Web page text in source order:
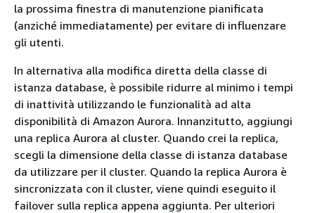
la prossima finestra di manutenzione pianificata
(anziché immediatamente) per evitare di influenzare
gli utenti.
In alternativa alla modifica diretta della classe di
istanza database, è possibile ridurre al minimo i tempi
di inattività utilizzando le funzionalità ad alta
disponibilità di Amazon Aurora. Innanzitutto, aggiungi
una replica Aurora al cluster. Quando crei la replica,
scegli la dimensione della classe di istanza database
da utilizzare per il cluster. Quando la replica Aurora è
sincronizzata con il cluster, viene quindi eseguito il
failover sulla replica appena aggiunta. Per ulteriori